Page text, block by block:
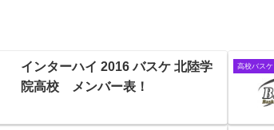
インターハイ 2016 バスケ 北陸学
院高校 メンバー表！
高校バスケ